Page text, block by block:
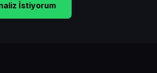
İstiyorum